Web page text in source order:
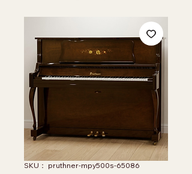
SKU： pruthner-mpy500s-65086